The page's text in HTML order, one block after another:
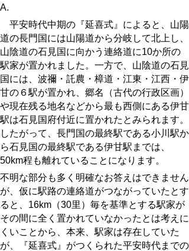
A.
平安時代中期の『延喜式』によると、山陽
道の長門国には山陽道から分岐して北上し、
山陰道の石見国に向かう連絡道に10か所の
駅家が置かれました。一方で、山陰道の石見
国には、波禰・託農・樟道・江東・江西・伊
甘の６駅が置かれ、郷名（古代の行政区画）
や現在残る地名などから最も西側にある伊甘
駅は石見国府付近に置かれたとみられます。
したがって、長門国の最終駅である小川駅か
ら石見国の最終駅である伊甘駅までは、
50km程も離れていることになります。
不明な部分も多く明確なお答えはできません
が、仮に駅路の連絡道がつながっていたとす
ると、16km（30里）毎を基準とする駅家が
その間に全く置かれていなかったとは考えに
くいことから、本来、駅家は存在していた
が、『延喜式』がつくられた平安時代までの